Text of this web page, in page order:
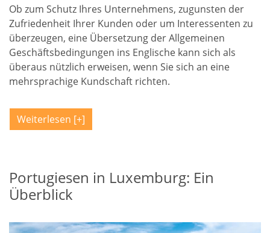
Ob zum Schutz Ihres Unternehmens, zugunsten der
Zufriedenheit Ihrer Kunden oder um Interessenten zu
überzeugen, eine Übersetzung der Allgemeinen
Geschäftsbedingungen ins Englische kann sich als
überaus nützlich erweisen, wenn Sie sich an eine
mehrsprachige Kundschaft richten.
Weiterlesen
Portugiesen in Luxemburg: Ein
Überblick